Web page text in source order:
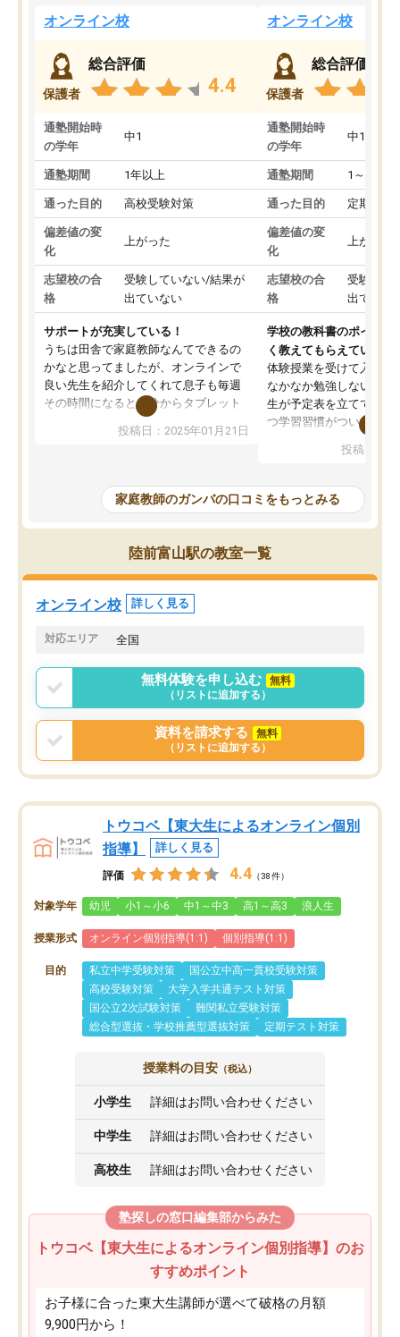
オンライン校
保護者
総合評価
4.4
通塾開始時
の学年
中1
通塾期間 1年以上
通った目的 高校受験対策
偏差値の変
化
上がった
志望校の合
格
受験していない/結果が
出ていない
サポートが充実している！
うちは田舎で家庭教師なんてできるの
かなと思ってましたが、オンラインで
良い先生を紹介してくれて息子も毎週
その時間になると自分からタブレット
を開いてzoomを繋げるようになりまし
た！5科目なんでもOKなのもとても気
めて1年ほどだった今では平均点以上の
科目が増えてきました！あと1年受験ま
であるので無料の週末教室を使用しな
がら頑張って欲しいと思います！
投稿日：2025年01月21日
オンライン校
保護者
総合評価
通塾開始時
の学年
中1
通塾期間 1～3ヵ月
通った目的 定期テス
偏差値の変
化
上がった
志望校の合
格
受験して
出ていな
学校の教科書のポイント
く教えてもらえている
体験授業を受けて入塾し
なかなか勉強しない息子
生が予定表を立ててくれ
つ学習習慣がついてきま
指導が無い日も予定表
問できるのでとても助か
投稿日：
家庭教師のガンバの口コミをもっとみる
陸前富山駅の教室一覧
オンライン校 詳しく見る
対応エリア 全国
無料体験を申し込む
無料
（リストに追加する）
資料を請求する
無料
（リストに追加する）
トウコベ【東大生によるオンライン個別
指導】
詳しく見る
評価 4.4 （38件）
対象学年 幼児 小1～小6 中1～中3 高1～高3 浪人生
授業形式 オンライン個別指導(1:1) 個別指導(1:1)
目的 私立中学受験対策
国公立中高一貫校受験対策
高校受験対策
大学入学共通テスト対策
国公立2次試験対策
難関私立受験対策
総合型選抜・学校推薦型選抜対策
定期テスト対策
授業料の目安 （税込）
小学生 詳細はお問い合わせください
中学生 詳細はお問い合わせください
高校生 詳細はお問い合わせください
塾探しの窓口編集部からみた
トウコベ【東大生によるオンライン個別指導】のお
すすめポイント
お子様に合った東大生講師が選べて破格の月額
9,900円から！